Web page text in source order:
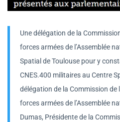
Une délégation de la
forces armées de l’Assemblée
Spatial de Toulouse pour y
CNES.400 militaires au Centre
délégation de la Commission
forces armées de l’Assemblée
Dumas, Présidente de la